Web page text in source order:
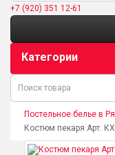
+7 (920) 351 12-61
Категории
Постельное белье в
Костюм пекаря Арт.